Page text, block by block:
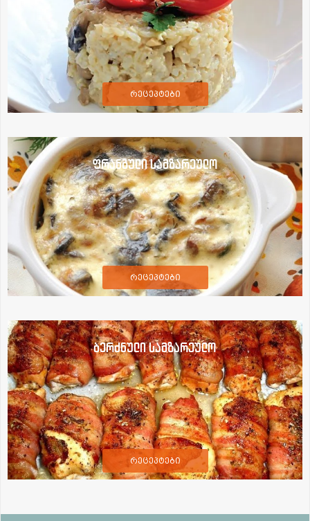
რეცეპტები
ფრანგული სამზარეულო
რეცეპტები
ბერძნული სამზარეულო
რეცეპტები